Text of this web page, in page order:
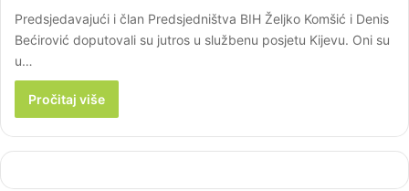
Predsjedavajući i član Predsjedništva BIH Željko Komšić i Denis
Bećirović doputovali su jutros u službenu posjetu Kijevu. Oni su
u…
Pročitaj više